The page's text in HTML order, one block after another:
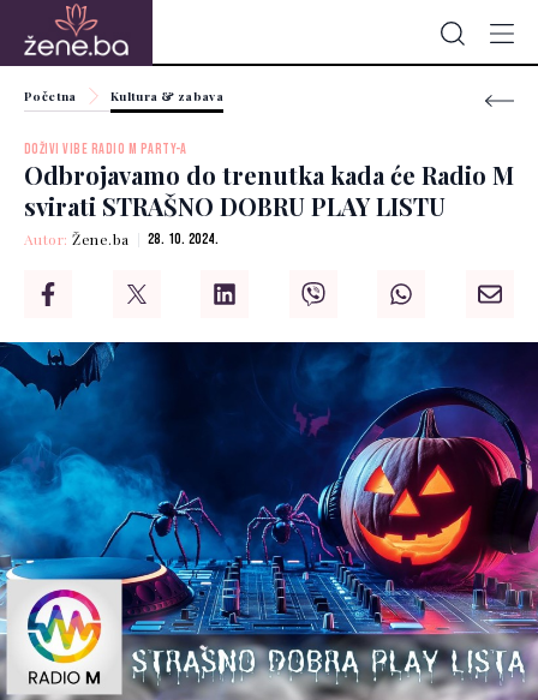
Početna Kultura & zabava
DOŽIVI VIBE RADIO M PARTY-A
Odbrojavamo do trenutka kada će Radio M
svirati STRAŠNO DOBRU PLAY LISTU
Autor:Žene.ba 28. 10. 2024.